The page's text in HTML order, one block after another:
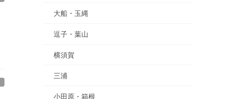
大船・玉縄
逗子・葉山
横須賀
三浦
小田原・箱根